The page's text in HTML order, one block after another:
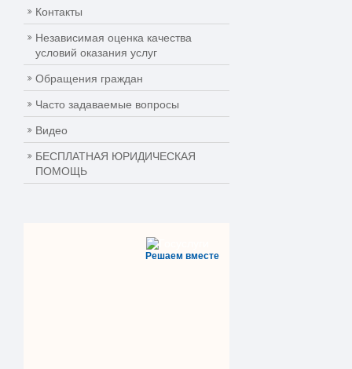
Контакты
Независимая оценка качества
условий оказания услуг
Обращения граждан
Часто задаваемые вопросы
Видео
БЕСПЛАТНАЯ ЮРИДИЧЕСКАЯ
ПОМОЩЬ
Решаем вместе